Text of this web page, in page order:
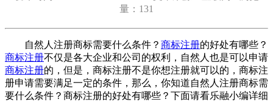
量：131
自然人注册商标需要什么条件？ 商标注册的好处有哪些？
商标注册不仅是各大企业和公司的权利，自然人也是可以申请
商标注册的，但是，商标注册不是你想注册就可以的，商标注
册申请需要满足一定的条件，那么，你知道自然人注册商标需
要什么条件？商标注册的好处有哪些？下面请看乐融小编详细